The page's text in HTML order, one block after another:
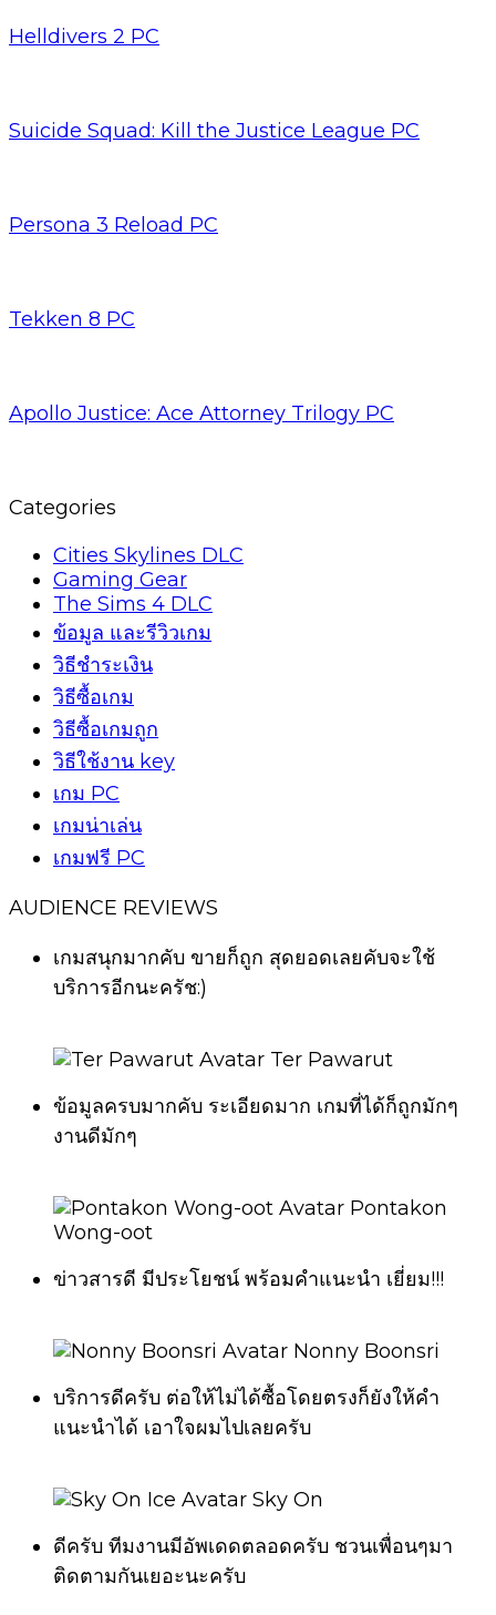
Helldivers 2 PC
Suicide Squad: Kill the Justice League PC
Persona 3 Reload PC
Tekken 8 PC
Apollo Justice: Ace Attorney Trilogy PC
Categories
Cities Skylines DLC
Gaming Gear
The Sims 4 DLC
ข้อมูล และรีวิวเกม
วิธีชำระเงิน
วิธีซื้อเกม
วิธีซื้อเกมถูก
วิธีใช้งาน key
เกม PC
เกมน่าเล่น
เกมฟรี PC
AUDIENCE REVIEWS
เกมสนุกมากคับ ขายก็ถูก สุดยอดเลยคับจะใช้
บริการอีกนะครัช:)
Ter Pawarut
ข้อมูลครบมากคับ ระเอียดมาก เกมที่ได้ก็ถูกมักๆ
งานดีมักๆ
Pontakon
Wong-oot
ข่าวสารดี มีประโยชน์ พร้อมคำแนะนำ เยี่ยม!!!
Nonny Boonsri
บริการดีครับ ต่อให้ไม่ได้ซื้อโดยตรงก็ยังให้คำ
แนะนำได้ เอาใจผมไปเลยครับ
Sky On
ดีครับ ทีมงานมีอัพเดดตลอดครับ ชวนเพื่อนๆมา
ติดตามกันเยอะนะครับ